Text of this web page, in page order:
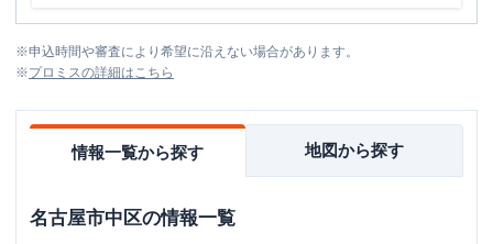
※申込時間や審査により希望に沿えない場合があります。
※プロミスの詳細はこちら
情報一覧から探す 地図から探す
名古屋市中区の情報一覧